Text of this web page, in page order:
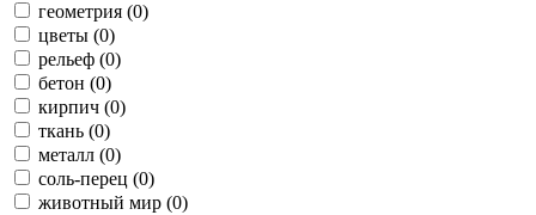
геометрия (0)
цветы (0)
рельеф (0)
бетон (0)
кирпич (0)
ткань (0)
металл (0)
соль-перец (0)
животный мир (0)